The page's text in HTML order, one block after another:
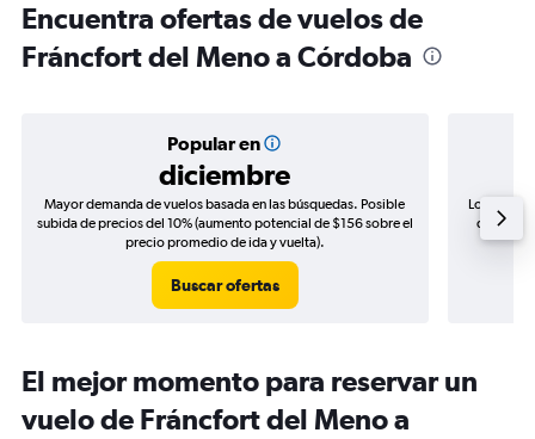
Encuentra ofertas de vuelos de
Fráncfort del Meno a Córdoba
Popular en
diciembre
Mayor demanda de vuelos basada en las búsquedas. Posible
subida de precios del 10% (aumento potencial de $156 sobre el
precio promedio de ida y vuelta).
Buscar ofertas
Los
de
El mejor momento para reservar un
vuelo de Fráncfort del Meno a